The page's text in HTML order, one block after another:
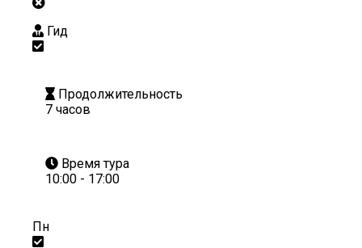
Гид
Продолжительность
7 часов
Время тура
10:00 - 17:00
Пн